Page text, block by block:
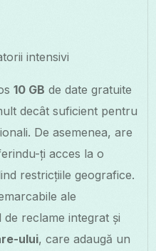
intensivi
10 GB de date gratuite
decât suficient pentru
De asemenea, are
ți acces la o
restricțiile geografice.
ale
reclame integrat și
ului, care adaugă un